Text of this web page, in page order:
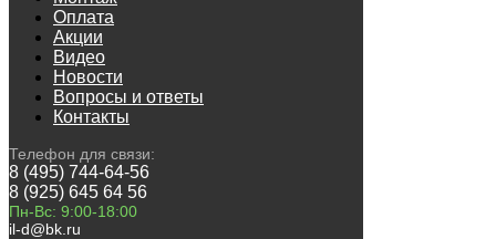
Оплата
Акции
Видео
Новости
Вопросы и ответы
Контакты
Телефон для связи:
8 (495) 744-64-56
8 (925) 645 64 56
Пн-Вс: 9:00-18:00
il-d@bk.ru